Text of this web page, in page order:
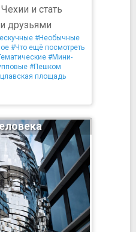
и стать
друзьями
#Необычные
#Что ещё посмотреть
#Мини-
#Пешком
площадь